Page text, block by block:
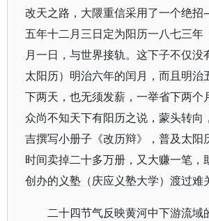
改天之路，大隈重信采用了一个绝
五年十二月三日定为阳历一八七三年
月一日，与世界接轨。这下子不仅没
太阳历）明治六年的闰月，而且明治
下两天，也无须发薪，一举省下两个
众尚不知天下有阳历之说，蒙头转向
吉撰写小册子《改历辩》，普及太阳
时间卖掉二十多万册，又大赚一笔，
创办的义塾（庆应义塾大学）渡过难
二十四节气反映黄河中下游流域